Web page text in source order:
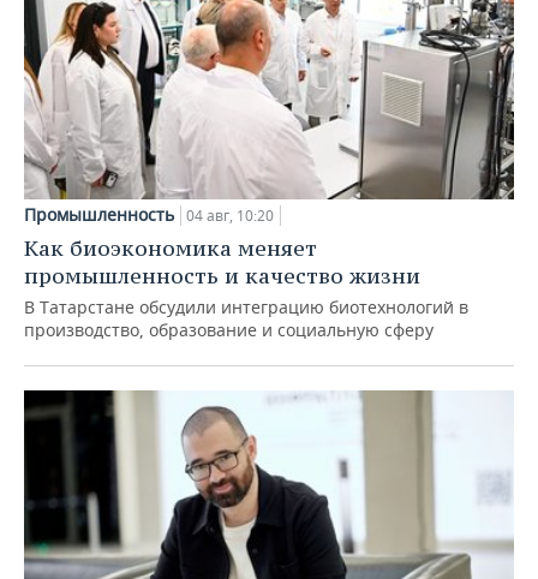
Промышленность 04 авг, 10:20
Как биоэкономика меняет
промышленность и качество жизни
В Татарстане обсудили интеграцию биотехнологий в
производство, образование и социальную сферу